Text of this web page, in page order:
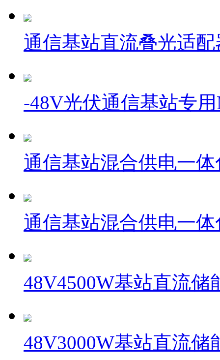
通信基站直流叠光适
-48V光伏通信基站专
通信基站混合供电一
通信基站混合供电一
48V4500W基站直流储
48V3000W基站直流储